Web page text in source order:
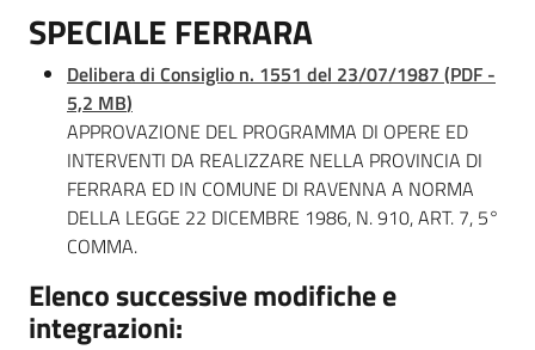
Ambiente
Argomenti
Novità
Servizi
Leggi Atti Bandi
SPECIALE FERRARA
Delibera di Consiglio n. 1551 del 23/07/1987 (PDF -
5,2 MB)
APPROVAZIONE DEL PROGRAMMA DI OPERE ED
INTERVENTI DA REALIZZARE NELLA PROVINCIA DI
FERRARA ED IN COMUNE DI RAVENNA A NORMA
DELLA LEGGE 22 DICEMBRE 1986, N. 910, ART. 7, 5°
COMMA.
Elenco successive modifiche e
integrazioni: